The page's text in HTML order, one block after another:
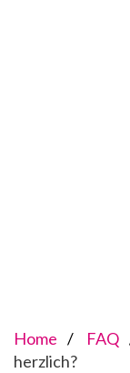
Home FAQ
herzlich?